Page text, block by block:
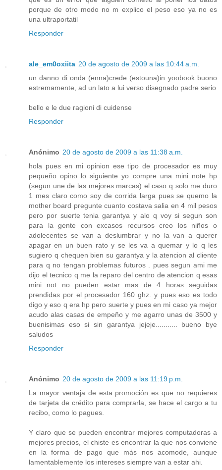
porque de otro modo no m explico el peso eso ya no es
una ultraportatil
Responder
ale_em0oxiita 20 de agosto de 2009 a las 10:44 a.m.
un danno di onda (enna)crede (estouna)in yoobook buono
estremamente, ad un lato a lui verso disegnado padre serio
bello e le due ragioni di cuidense
Responder
Anónimo 20 de agosto de 2009 a las 11:38 a.m.
hola pues en mi opinion ese tipo de procesador es muy
pequeño opino lo siguiente yo compre una mini note hp
(segun une de las mejores marcas) el caso q solo me duro
1 mes claro como soy de corrida larga pues se quemo la
mother board pregunte cuanto costava salia en 4 mil pesos
pero por suerte tenia garantya y alo q voy si segun son
para la gente con excasos recursos creo los niños o
adolecentes se van a deslumbrar y no la van a querer
apagar en un buen rato y se les va a quemar y lo q les
sugiero q chequen bien su garantya y la atencion al cliente
para q no tengan problemas futuros . pues segun ami me
dijo el tecnico q me la reparo del centro de atencion q esas
mini not no pueden estar mas de 4 horas seguidas
prendidas por el procesador 160 ghz. y pues eso es todo
digo y eso q era hp pero suerte y pues en mi caso ya mejor
acudo alas casas de empeño y me agarro unas de 3500 y
buenisimas eso si sin garantya jejeje........... bueno bye
saludos
Responder
Anónimo 20 de agosto de 2009 a las 11:19 p.m.
La mayor ventaja de esta promoción es que no requieres
de tarjeta de crédito para comprarla, se hace el cargo a tu
recibo, como lo pagues.
Y claro que se pueden encontrar mejores computadoras a
mejores precios, el chiste es encontrar la que nos conviene
en la forma de pago que más nos acomode, aunque
lamentablemente los intereses siempre van a estar ahi.